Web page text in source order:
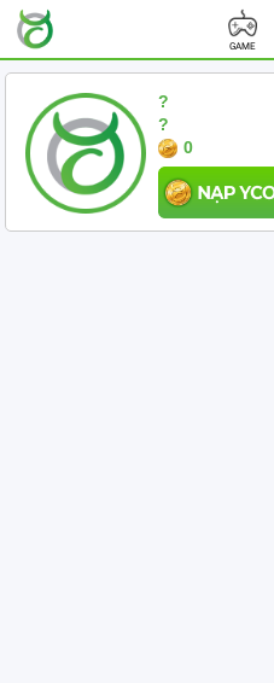
GAME
?
?
0